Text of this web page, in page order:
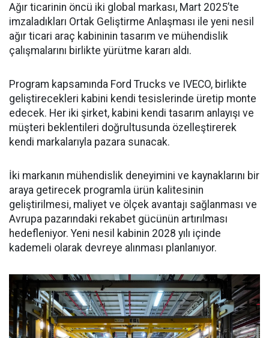
Ağır ticarinin öncü iki global markası, Mart 2025’te
imzaladıkları Ortak Geliştirme Anlaşması ile yeni nesil
ağır ticari araç kabininin tasarım ve mühendislik
çalışmalarını birlikte yürütme kararı aldı.
Program kapsamında Ford Trucks ve IVECO, birlikte
geliştirecekleri kabini kendi tesislerinde üretip monte
edecek. Her iki şirket, kabini kendi tasarım anlayışı ve
müşteri beklentileri doğrultusunda özelleştirerek
kendi markalarıyla pazara sunacak.
İki markanın mühendislik deneyimini ve kaynaklarını bir
araya getirecek programla ürün kalitesinin
geliştirilmesi, maliyet ve ölçek avantajı sağlanması ve
Avrupa pazarındaki rekabet gücünün artırılması
hedefleniyor. Yeni nesil kabinin 2028 yılı içinde
kademeli olarak devreye alınması planlanıyor.